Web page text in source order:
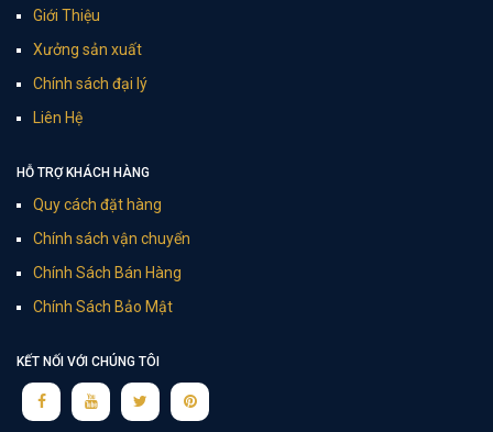
Giới Thiệu
Xưởng sản xuất
Chính sách đại lý
Liên Hệ
HỖ TRỢ KHÁCH HÀNG
Quy cách đặt hàng
Chính sách vận chuyển
Chính Sách Bán Hàng
Chính Sách Bảo Mật
KẾT NỐI VỚI CHÚNG TÔI